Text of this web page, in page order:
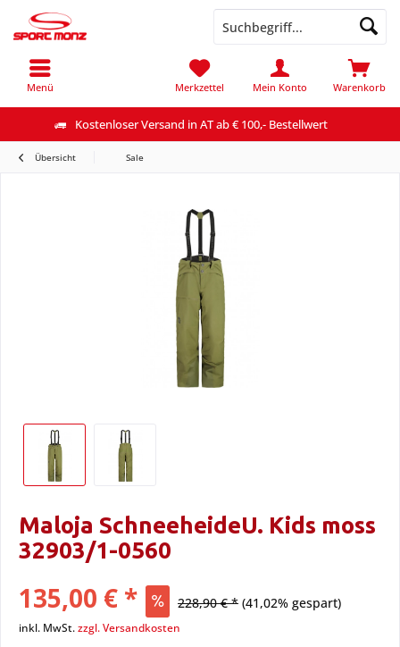
Kostenloser Versand in AT ab € 100,- Bestellwert
Menü Warenkorb
Merkzettel Mein Konto
Übersicht Sale
Maloja SchneeheideU. Kids moss
32903/1-0560
135,00 € * 228,90 € * (41,02% gespart)
inkl. MwSt.zzgl. Versandkosten